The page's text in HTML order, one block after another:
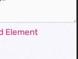
Element